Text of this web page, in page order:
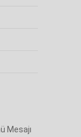
Mesajı